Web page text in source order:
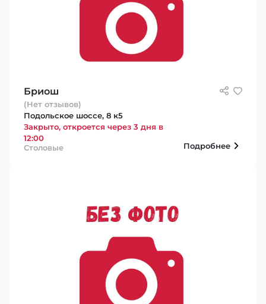
Бриош
(Нет отзывов)
Подольское шоссе, 8 к5
Закрыто, откроется через 3 дня в
12:00
Столовые
Подробнее